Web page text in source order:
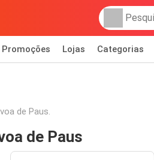
Promoções Lojas Categorias
de Paus.
de Paus